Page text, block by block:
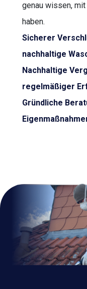
genau wissen,
haben.
Sicherer
nachhaltige
Nachhaltige
regelmäßiger
Gründliche